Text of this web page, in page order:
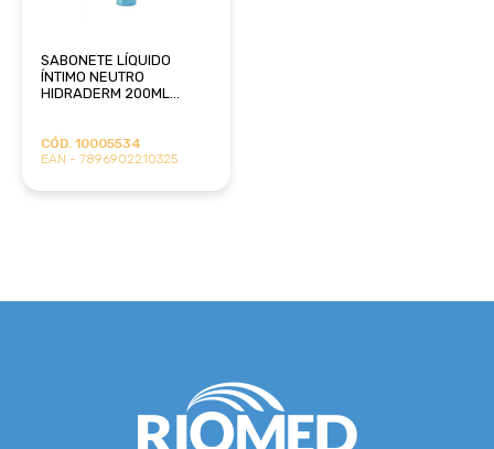
SABONETE LÍQUIDO
ÍNTIMO NEUTRO
HIDRADERM 200ML
CÓD. 10005534
EAN - 7896902210325